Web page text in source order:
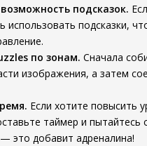
подсказок.
использовать подсказки,
по зонам. Сначала
изображения, а затем
Если хотите повысить
таймер и пытайтесь
это добавит адреналина!